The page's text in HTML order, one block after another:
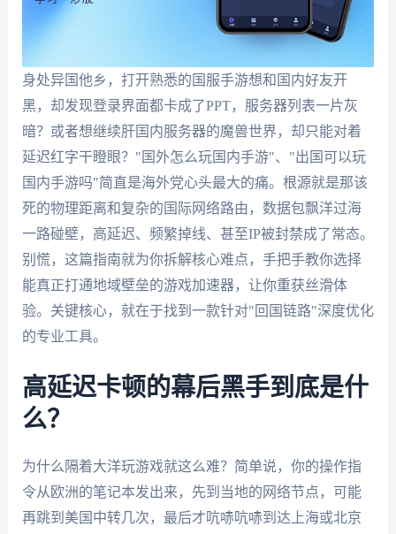
身处异国他乡，打开熟悉的国服手游想和国内好友开
黑，却发现登录界面都卡成了PPT，服务器列表一片灰
暗？或者想继续肝国内服务器的魔兽世界，却只能对着
延迟红字干瞪眼？"国外怎么玩国内手游"、"出国可以玩
国内手游吗"简直是海外党心头最大的痛。根源就是那该
死的物理距离和复杂的国际网络路由，数据包飘洋过海
一路碰壁，高延迟、频繁掉线、甚至IP被封禁成了常态。
别慌，这篇指南就为你拆解核心难点，手把手教你选择
能真正打通地域壁垒的游戏加速器，让你重获丝滑体
验。关键核心，就在于找到一款针对"回国链路"深度优化
的专业工具。
高延迟卡顿的幕后黑手到底是什
么？
为什么隔着大洋玩游戏就这么难？简单说，你的操作指
令从欧洲的笔记本发出来，先到当地的网络节点，可能
再跳到美国中转几次，最后才吭哧吭哧到达上海或北京